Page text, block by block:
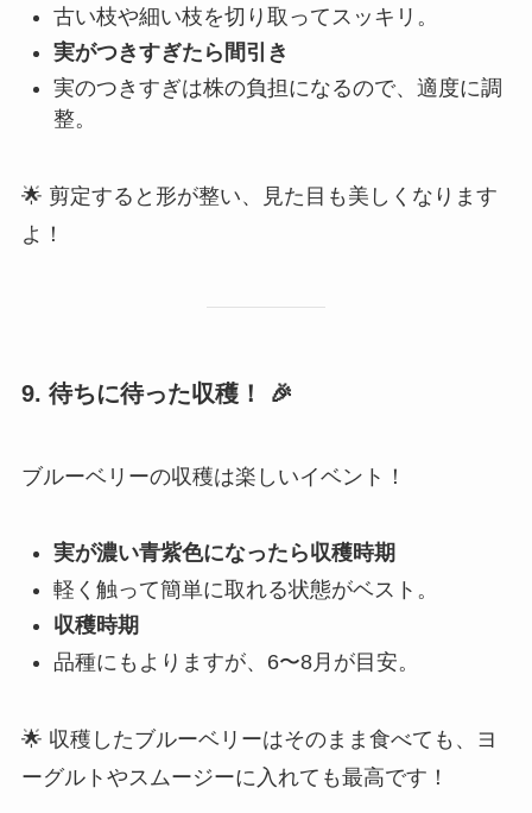
古い枝や細い枝を切り取ってスッキリ。
実がつきすぎたら間引き
実のつきすぎは株の負担になるので、適度に調
整。
🌟 剪定すると形が整い、見た目も美しくなります
よ！
9. 待ちに待った収穫！ 🎉
ブルーベリーの収穫は楽しいイベント！
実が濃い青紫色になったら収穫時期
軽く触って簡単に取れる状態がベスト。
収穫時期
品種にもよりますが、6〜8月が目安。
🌟 収穫したブルーベリーはそのまま食べても、ヨ
ーグルトやスムージーに入れても最高です！